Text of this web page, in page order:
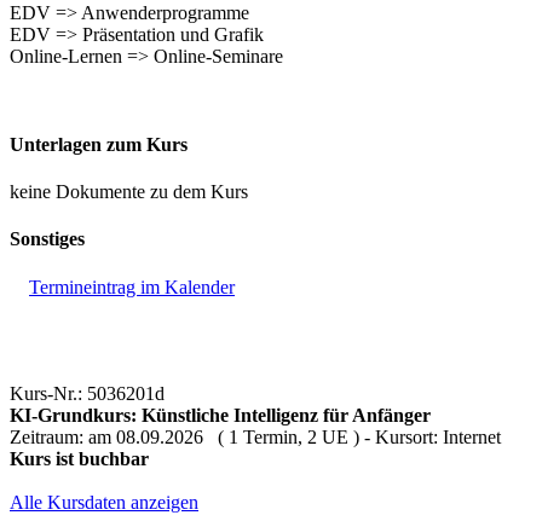
EDV => Anwenderprogramme
EDV => Präsentation und Grafik
Online-Lernen => Online-Seminare
Unterlagen zum Kurs
keine Dokumente zu dem Kurs
Sonstiges
Termineintrag im Kalender
Kurs-Nr.: 5036201d
KI-Grundkurs: Künstliche Intelligenz für Anfänger
Zeitraum: am 08.09.2026 ( 1 Termin, 2 UE ) - Kursort: Internet
Kurs ist buchbar
Alle Kursdaten anzeigen